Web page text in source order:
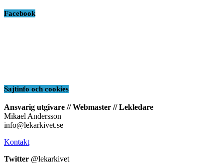
Facebook
Sajtinfo och cookies
Ansvarig utgivare // Webmaster // Lekledare
Mikael Andersson
info@lekarkivet.se
Kontakt
Twitter @lekarkivet